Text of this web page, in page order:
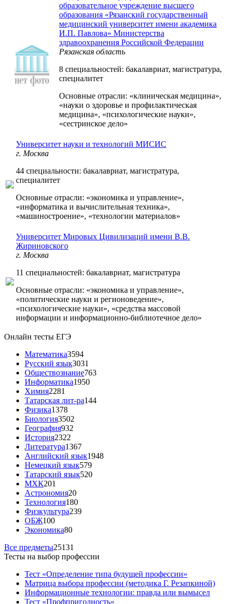
образовательное учреждение высшего
образования «Рязанский государственный
медицинский университет имени академика
И.П. Павлова» Министерства
здравоохранения Российской Федерации
Рязанская область
8 специальностей: бакалавриат, магистратура,
специалитет
Основные отрасли: «клиническая медицина»,
«науки о здоровье и профилактическая
медицина», «психологические науки»,
«сестринское дело»
Университет науки и технологий МИСИС
г. Москва
44 специальности: бакалавриат, магистратура,
специалитет
Основные отрасли: «экономика и управление»,
«информатика и вычислительная техника»,
«машиностроение», «технологии материалов»
Университет Мировых Цивилизаций имени В.В.
Жириновского
г. Москва
11 специальностей: бакалавриат, магистратура
Основные отрасли: «экономика и управление»,
«политические науки и регионоведение»,
«психологические науки», «средства массовой
информации и информационно-библиотечное дело»
Онлайн тесты ЕГЭ
Математика3594
Русский язык3031
Обществознание763
Информатика1950
Химия2281
Татарская лит-ра144
Физика1378
Биология3502
География932
История2322
Литература1367
Английский язык1948
Немецкий язык579
Татарский язык520
МХК201
Астрономия20
Технология180
Физкультура239
ОБЖ100
Экономика80
Все предметы25131
Тесты на выбор профессии
Тест «Определение типа будущей профессии»
Матрица выбора профессии (методика Г. Резапкиной)
Информационные технологии: правда или вымысел
Тест «Профпригодность»